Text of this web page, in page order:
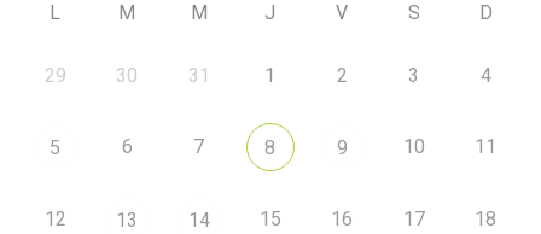
L M M J V S D
29 30 31 1 2 3 4
5 6 7 8 9 10 11
12 13 14 15 16 17 18